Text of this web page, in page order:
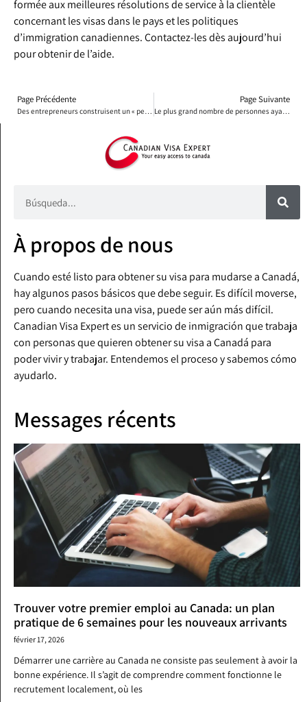
formée aux meilleures résolutions de service à la clientèle
concernant les visas dans le pays et les politiques
d’immigration canadiennes. Contactez-les dès aujourd’hui
pour obtenir de l’aide.
Page Précédente
Des entrepreneurs construisent un « petit Canada » à Toronto
Page Suivante
Le plus grand nombre de personnes ayant déménagé au Canada au 1er trimestre depuis 1946
À propos de nous
Cuando esté listo para obtener su visa para mudarse a Canadá,
hay algunos pasos básicos que debe seguir. Es difícil moverse,
pero cuando necesita una visa, puede ser aún más difícil.
Canadian Visa Expert es un servicio de inmigración que trabaja
con personas que quieren obtener su visa a Canadá para
poder vivir y trabajar. Entendemos el proceso y sabemos cómo
ayudarlo.
Messages récents
Trouver votre premier emploi au Canada: un plan
pratique de 6 semaines pour les nouveaux arrivants
février 17, 2026
Démarrer une carrière au Canada ne consiste pas seulement à avoir la
bonne expérience. Il s’agit de comprendre comment fonctionne le
recrutement localement, où les